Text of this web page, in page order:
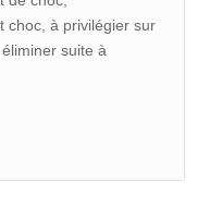
choc, à privilégier sur
suite à